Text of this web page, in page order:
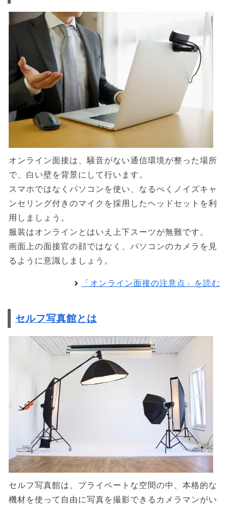
オンライン面接は、騒音がない通信環境が整った場所
で、白い壁を背景にして行います。
スマホではなくパソコンを使い、なるべくノイズキャ
ンセリング付きのマイクを採用したヘッドセットを利
用しましょう。
服装はオンラインとはいえ上下スーツが無難です。
画面上の面接官の顔ではなく、パソコンのカメラを見
るように意識しましょう。
「オンライン面接の注意点」を読む
セルフ写真館とは
セルフ写真館は、プライベートな空間の中、本格的な
機材を使って自由に写真を撮影できるカメラマンがい